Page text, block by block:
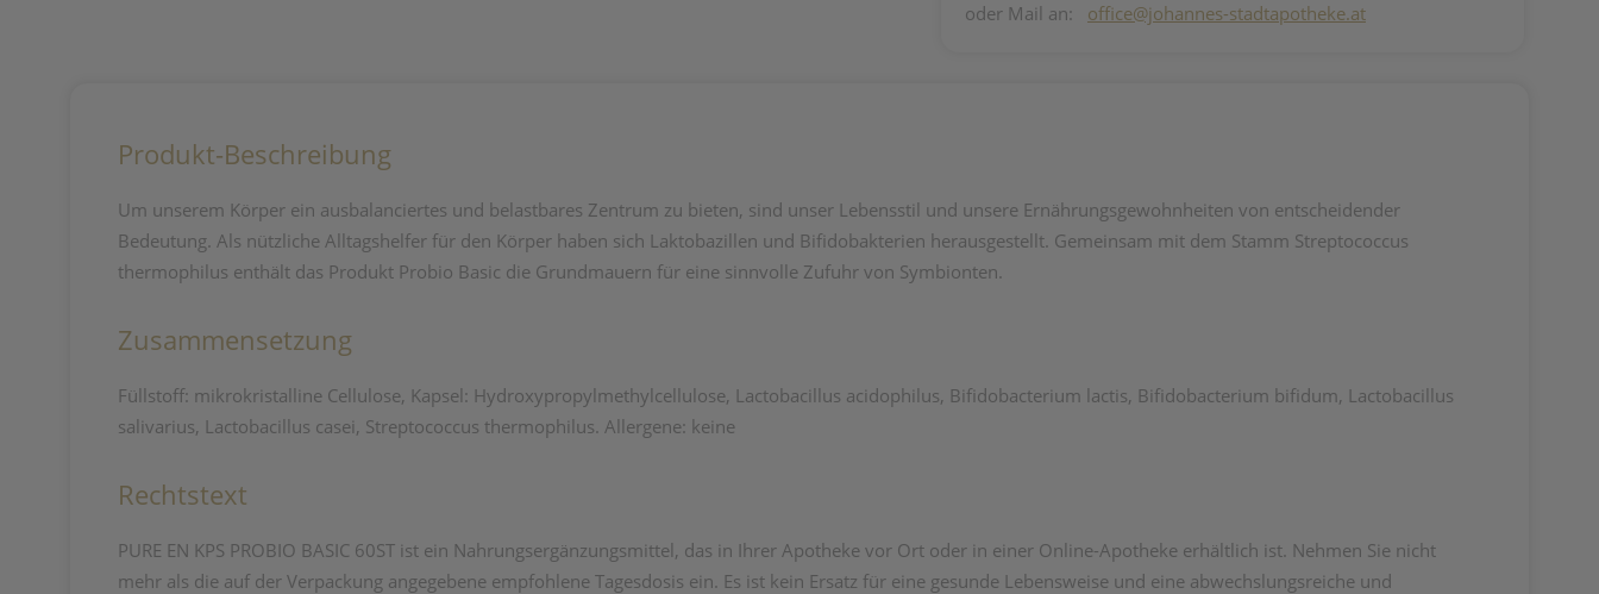
oder Mail an: office@johannes-stadtapotheke.at
Produkt-Beschreibung
Um unserem Körper ein ausbalanciertes und belastbares Zentrum zu bieten, sind unser Lebensstil und unsere Ernährungsgewohnheiten von entscheidender
Bedeutung. Als nützliche Alltagshelfer für den Körper haben sich Laktobazillen und Bifidobakterien herausgestellt. Gemeinsam mit dem Stamm Streptococcus
thermophilus enthält das Produkt Probio Basic die Grundmauern für eine sinnvolle Zufuhr von Symbionten.
Zusammensetzung
Füllstoff: mikrokristalline Cellulose, Kapsel: Hydroxypropylmethylcellulose, Lactobacillus acidophilus, Bifidobacterium lactis, Bifidobacterium bifidum, Lactobacillus
salivarius, Lactobacillus casei, Streptococcus thermophilus. Allergene: keine
Rechtstext
PURE EN KPS PROBIO BASIC 60ST ist ein Nahrungsergänzungsmittel, das in Ihrer Apotheke vor Ort oder in einer Online-Apotheke erhältlich ist. Nehmen Sie nicht
mehr als die auf der Verpackung angegebene empfohlene Tagesdosis ein. Es ist kein Ersatz für eine gesunde Lebensweise und eine abwechslungsreiche und